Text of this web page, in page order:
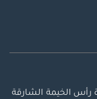
رأس الخيمة الشارقة